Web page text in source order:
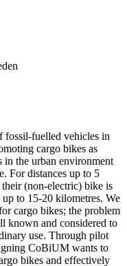
fossil-fuelled vehicles in
cargo bikes as
in the urban environment
For distances up to 5
(non-electric) bike is
up to 15-20 kilometres. We
cargo bikes; the problem
known and considered to
use. Through pilot
CoBiUM wants to
bikes and effectively